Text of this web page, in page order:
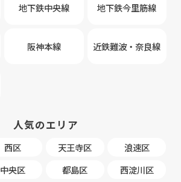
地下鉄中央線 地下鉄今里筋線
阪神本線 近鉄難波・奈良線
人気のエリア
西区 天王寺区
浪速区
中央区 都島区
西淀川区